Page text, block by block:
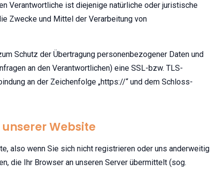
Verantwortliche ist diejenige natürliche oder juristische
Zwecke und Mittel der Verarbeitung von
Schutz der Übertragung personenbezogener Daten und
an den Verantwortlichen) eine SSL-bzw. TLS-
an der Zeichenfolge „https://“ und dem Schloss-
Website
also wenn Sie sich nicht registrieren oder uns anderweitig
die Ihr Browser an unseren Server übermittelt (sog.